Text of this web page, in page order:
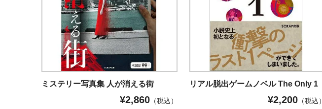
ミステリー写真集 人が消える街
¥2,860（税込）
リアル脱出ゲームノベル The Only 1
¥2,200（税込）